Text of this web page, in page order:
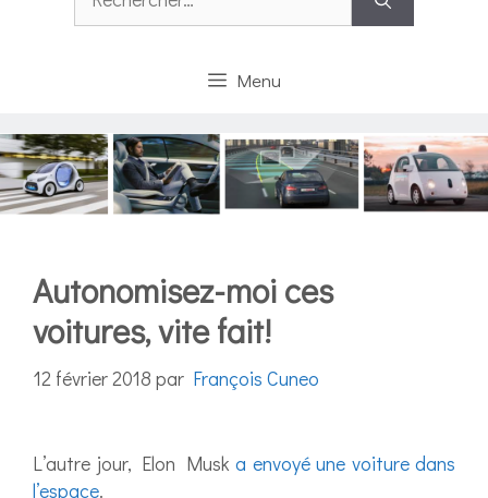
Menu
Autonomisez-moi ces
voitures, vite fait!
12 février 2018 par François Cuneo
L’autre jour, Elon Musk a envoyé une voiture dans
l’espace.